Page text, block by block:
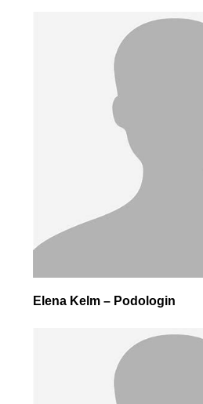
Elena Kelm – Podologin